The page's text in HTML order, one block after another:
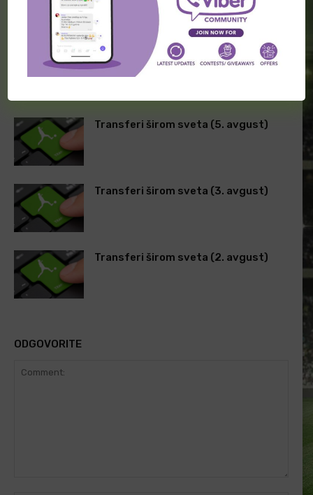
PRETHODNA VEST
Nastaviće seriju efikasnih
utakmica?
SLEDEĆA VEST
[PREMIUM] Najava Premier
lige – 20. kolo (subota)
Transferi širom sveta (5. avgust)
Transferi širom sveta (3. avgust)
Transferi širom sveta (2. avgust)
ODGOVORITE